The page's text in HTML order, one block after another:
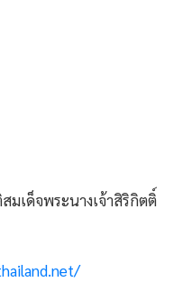
มเด็จพระนางเจ้าสิริกิตติ์